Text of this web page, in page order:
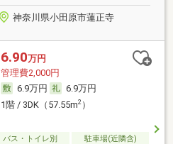
神奈川県小田原市蓮正寺
6.90万円
管理費2,000円
6.9万円
6.9万円
1階 / 3DK（57.55m2）
バス・トイレ別
駐車場(近隣含)